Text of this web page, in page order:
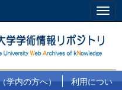
学内の方へ）
利用につい